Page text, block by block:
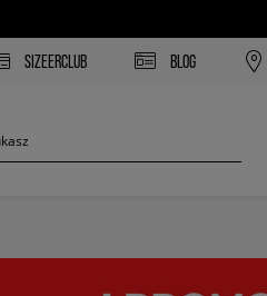
SIZEERCLUB BLOG